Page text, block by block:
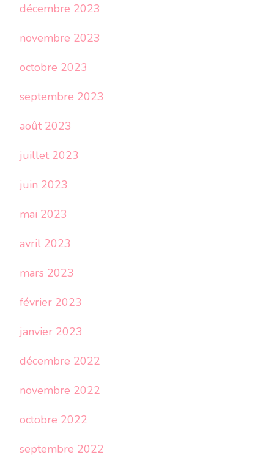
décembre 2023
novembre 2023
octobre 2023
septembre 2023
août 2023
juillet 2023
juin 2023
mai 2023
avril 2023
mars 2023
février 2023
janvier 2023
décembre 2022
novembre 2022
octobre 2022
septembre 2022